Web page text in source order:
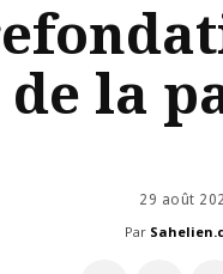
la
29 août
Par